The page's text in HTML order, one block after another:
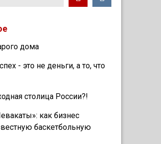
дома
- это не деньги, а то, что
столица России?!
как бизнес
баскетбольную